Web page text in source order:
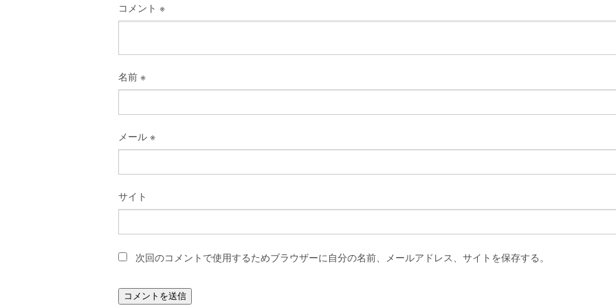
コメント ※
名前 ※
メール ※
サイト
次回のコメントで使用するためブラウザーに自分の名前、メールアドレス、サイトを保存する。